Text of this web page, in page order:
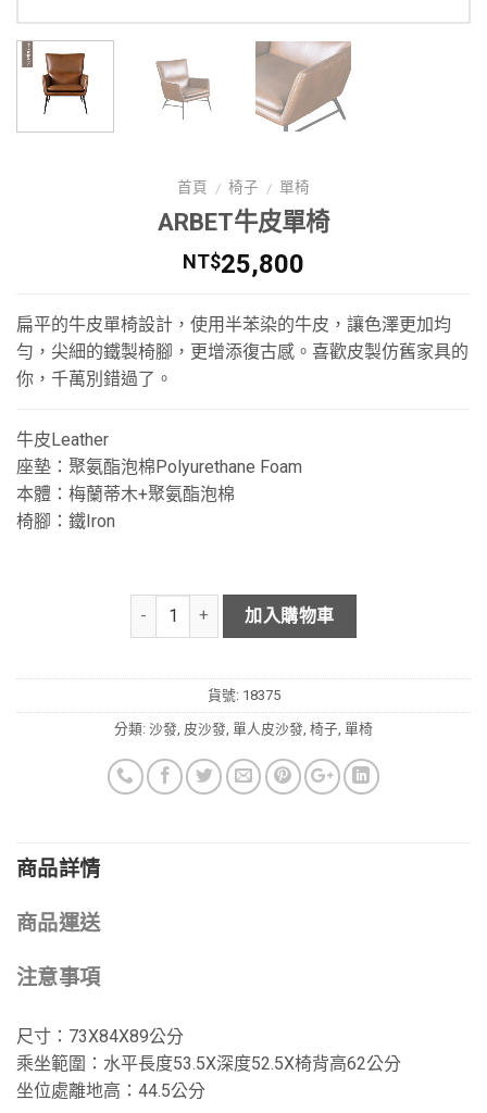
首頁 / 椅子 / 單椅
ARBET牛皮單椅
NT$25,800
扁平的牛皮單椅設計，使用半苯染的牛皮，讓色澤更加均
勻，尖細的鐵製椅腳，更增添復古感。喜歡皮製仿舊家具的
你，千萬別錯過了。
牛皮Leather
座墊：聚氨酯泡棉Polyurethane Foam
本體：梅蘭蒂木+聚氨酯泡棉
椅腳：鐵Iron
加入購物車
貨號: 18375
分類: 沙發 皮沙發 單人皮沙發 椅子 單椅
商品詳情
商品運送
注意事項
尺寸：73X84X89公分
乘坐範圍：水平長度53.5X深度52.5X椅背高62公分
坐位處離地高：44.5公分